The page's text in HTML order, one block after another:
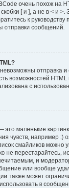
очень похож на
[ и ], а не в < и >.
к руководству
отправки сообщений.
отправка и
возможностей
с
маленькие
чувств, например :)
смайликов можно
не перестарайтесь,
и
или вообще
также может
в